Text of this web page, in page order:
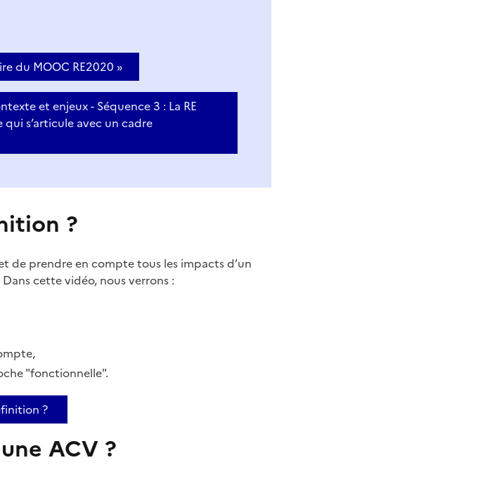
du MOOC RE2020 »
et enjeux - Séquence 3 : La RE
s’articule avec un cadre
?
de prendre en compte tous les impacts d’un
cette vidéo, nous verrons :
"fonctionnelle".
?
ACV ?